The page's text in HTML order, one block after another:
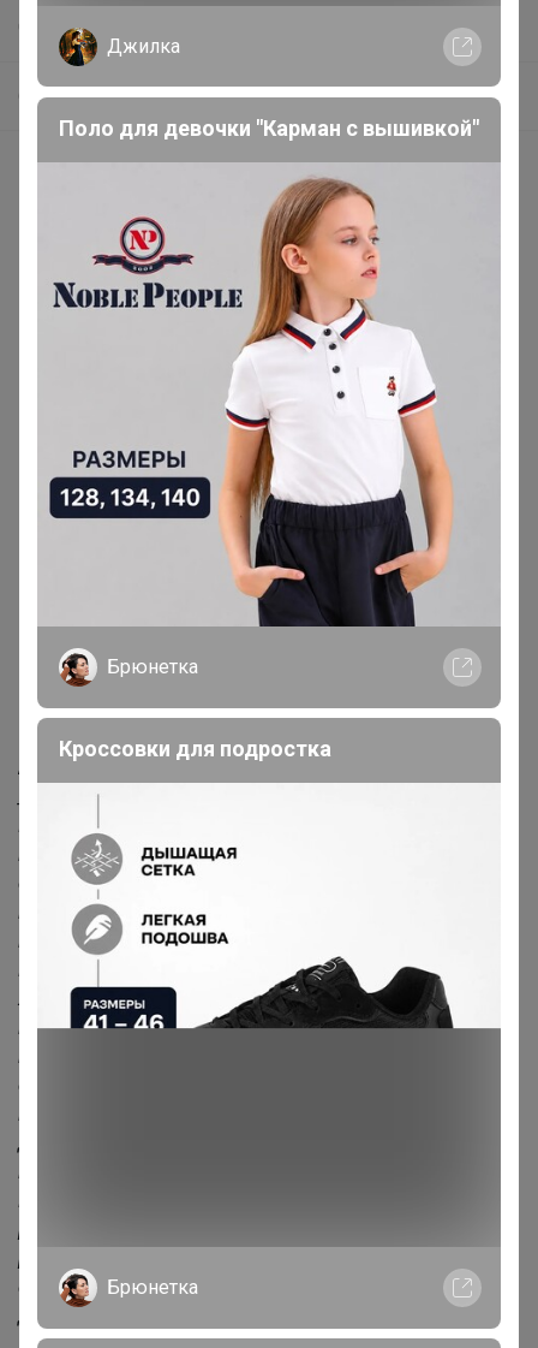
СП83 Only Trends ✿ КРУТЫЕ ЛЕТНИЕ НОВИНКИ ✿ женская молодежная одежда и аксессуары
6. Домашние костюмы, футболки, штаны
Костюм домашний №17
Описание
Топ : Вискоза
Брюки+ Кимано: Вискоза (штапель)
______________
Представляем вам пижамы женские со штанами,
которые станут отличным выбором для комфортного и
стильного отдыха! Домашний костюм женский состоит
из просторной футболки и широких брюк,
изготовленных из высококачественной вискозы.
Вискоза - материал похожий по своим свойствам на
хлопок, не тянется, как трикотаж. Особое внимание в
пижама женская с штанами уделено деталям: брюки
имеют хорошо тянущуюся резинку на поясе, которая не
сдавливает и не вызывает дискомфорта, а также
высокую талию. Благодаря натуральному составу
домашний комплект женский обладает
воздухопроницаемостью, что позволяет телу дышать.
Великолепно будет смотреться на обладательницах
разного типа фигуры. Благодаря своему дизайну и
растительным принтам, одежда для дома элегантная,
сексуальная, теплая и привлекательная. Сорочка
добавляет шарм этому костюмчику.
Джилка
Поло для девочки "Карман с вышивкой"
Брюнетка
Кроссовки для подростка
Брюнетка